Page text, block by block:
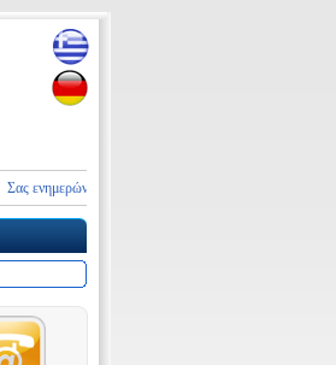
ότι από 10.01.2026 τέθηκε σε ισχύ ο νέος